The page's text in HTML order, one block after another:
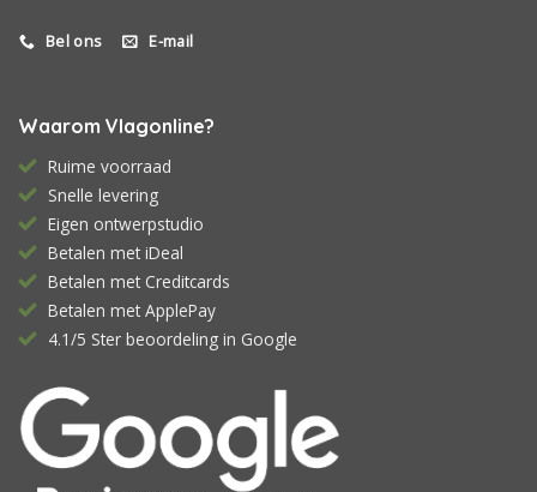
Bel ons E-mail
Waarom Vlagonline?
Ruime voorraad
Snelle levering
Eigen ontwerpstudio
Betalen met iDeal
Betalen met Creditcards
Betalen met ApplePay
4.1/5 Ster beoordeling in Google